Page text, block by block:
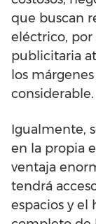
que buscan
eléctrico,
publicitaria
los
considerable.
Igualmente,
en la propia
ventaja
tendrá
espacios y